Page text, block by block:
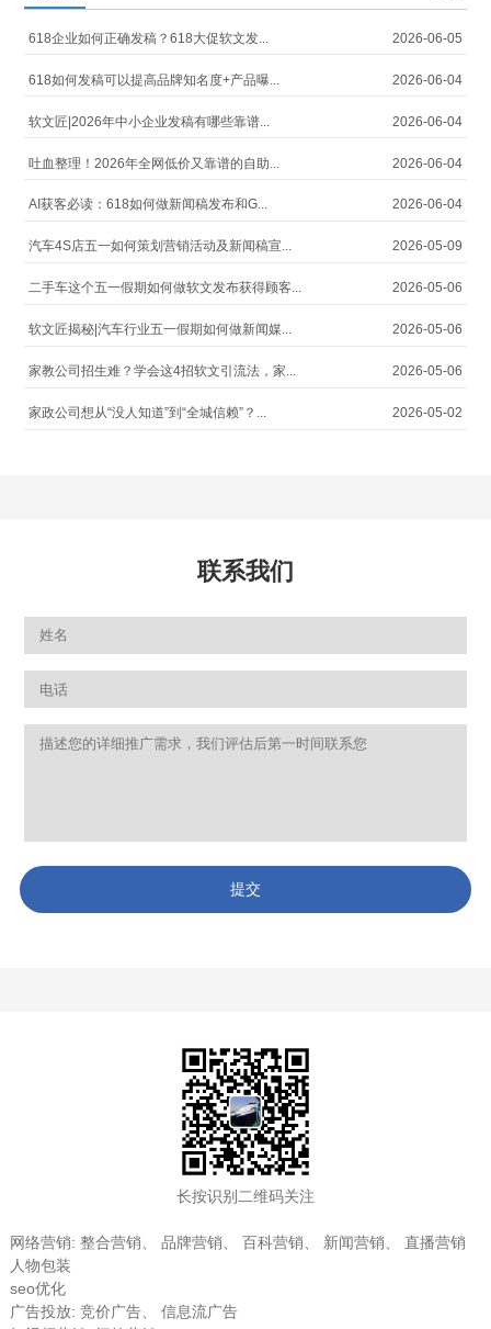
618企业如何正确发稿？618大促软文发... 2026-06-05
618如何发稿可以提高品牌知名度+产品曝... 2026-06-04
软文匠|2026年中小企业发稿有哪些靠谱... 2026-06-04
吐血整理！2026年全网低价又靠谱的自助... 2026-06-04
AI获客必读：618如何做新闻稿发布和G... 2026-06-04
汽车4S店五一如何策划营销活动及新闻稿宣... 2026-05-09
二手车这个五一假期如何做软文发布获得顾客... 2026-05-06
软文匠揭秘|汽车行业五一假期如何做新闻媒... 2026-05-06
家教公司招生难？学会这4招软文引流法，家... 2026-05-06
家政公司想从“没人知道”到“全城信赖”？... 2026-05-02
联系我们
提交
长按识别二维码关注
网络营销: 整合营销 、 品牌营销 、 百科营销 、 新闻营销 、 直播营销
人物包装
seo优化
广告投放: 竞价广告、 信息流广告